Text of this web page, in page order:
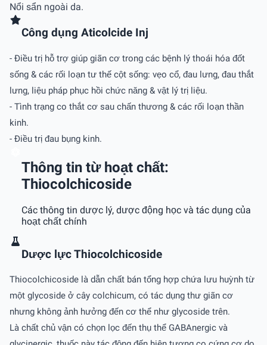
Nổi sẩn ngoài da.
Công dụng Aticolcide Inj
- Ðiều trị hỗ trợ giúp giãn cơ trong các bệnh lý thoái hóa đốt
sống & các rối loạn tư thế cột sống: vẹo cổ, đau lưng, đau thắt
lưng, liệu pháp phục hồi chức năng & vật lý trị liệu.
- Tình trạng co thắt cơ sau chấn thương & các rối loạn thần
kinh.
- Ðiều trị đau bụng kinh.
Thông tin từ hoạt chất:
Thiocolchicoside
Các thông tin dược lý, dược động học và tác dụng của
hoạt chất chính
Dược lực Thiocolchicoside
Thiocolchicoside là dẫn chất bán tổng hợp chứa lưu huỳnh từ
một glycoside ở cây colchicum, có tác dụng thư giãn cơ
nhưng không ảnh hưởng đến cơ thể như glycoside trên.
Là chất chủ vận có chọn lọc đến thụ thể GABAnergic và